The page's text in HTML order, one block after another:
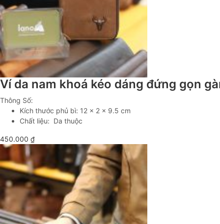
Ví da nam khoá kéo dáng đứng gọn
Thông Số:
Kích thước phủ bì: 12 x 2 x 9.5 cm
Chất liệu: Da thuộc
450.000 ₫